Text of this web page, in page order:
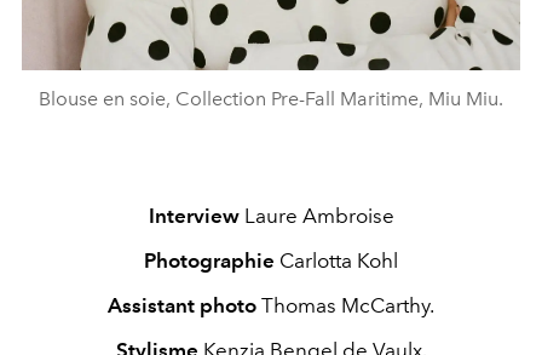
Blouse en soie, Collection Pre-Fall Maritime, Miu Miu.
Interview Laure Ambroise
Photographie Carlotta Kohl
Assistant photo Thomas McCarthy.